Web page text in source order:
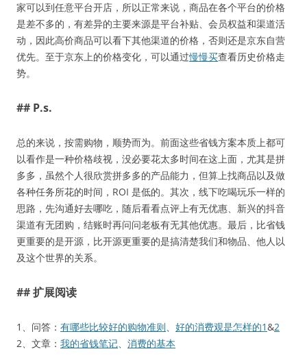
家可以到任意平台开店，所以正常来说，商品在各个平台的价格
是差不多的，有差异的主要来源是平台补贴、会员权益和渠道活
动，因此高价商品可以看下其他渠道的价格，否则还是京东自营
优先。至于京东上的价格变化，可以通过慢慢买查看历史价格走
势。
## P.s.
总的来说，按需购物，顺势而为。前面这些省钱方案本质上都可
以看作是一种价格歧视，没必要花太多时间在这上面，尤其是拼
多多，虽然个人很欣赏拼多多的产品能力，但算上找商品以及做
各种任务所花的时间，ROI 是低的。其次，线下吃喝玩乐一样的
思路，先沟通好去哪吃，随后看看点评上有无优惠、新兴的抖音
渠道有无团购，结账时再问问老板有无其他优惠。最后，比省钱
更重要的是开源，比开源更重要的是搞清楚我们和物品、他人以
及这个世界的关系。
## 扩展阅读
1、问答： 有哪些比较好的购物准则、 好的消费观是怎样的1&2
2、文章： 我的省钱笔记、 消费的基本